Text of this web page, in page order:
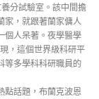
分試驗室。該中間擔
家，就跟著蘭家傭人
個人呆著。夜學醫學
，這個世界級科研平
等多學科科研職員的
話題，布蘭克波恩